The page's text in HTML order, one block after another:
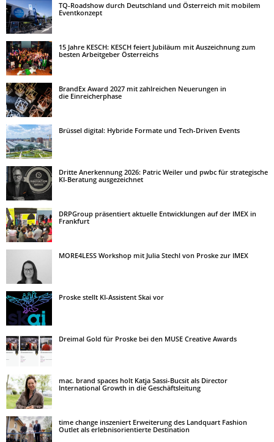
TQ-Roadshow durch Deutschland und Österreich mit mobilem
Eventkonzept
15 Jahre KESCH: KESCH feiert Jubiläum mit Auszeichnung zum
besten Arbeitgeber Österreichs
BrandEx Award 2027 mit zahlreichen Neuerungen in
die Einreicherphase
Brüssel digital: Hybride Formate und Tech-Driven Events
Dritte Anerkennung 2026: Patric Weiler und pwbc für strategische
KI-Beratung ausgezeichnet
DRPGroup präsentiert aktuelle Entwicklungen auf der IMEX in
Frankfurt
MORE4LESS Workshop mit Julia Stechl von Proske zur IMEX
Proske stellt KI-Assistent Skai vor
Dreimal Gold für Proske bei den MUSE Creative Awards
mac. brand spaces holt Katja Sassi-Bucsit als Director
International Growth in die Geschäftsleitung
time change inszeniert Erweiterung des Landquart Fashion
Outlet als erlebnisorientierte Destination